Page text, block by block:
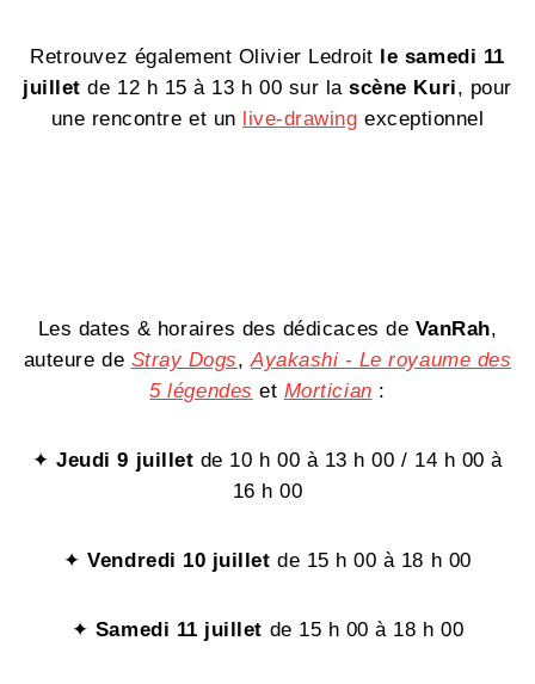
Retrouvez également Olivier Ledroit le samedi 11
juilletde 12 h 15 à 13 h 00 sur lascène Kuri, pour
une rencontre et un live-drawing exceptionnel
Les dates & horaires des dédicaces de VanRah,
auteure de Stray Dogs,Ayakashi - Le royaume des
5 légendes et Mortician :
✦Jeudi 9 juillet de 10 h 00 à 13 h 00 / 14 h 00 à
16 h 00
✦ Vendredi 10 juilletde 15 h 00 à 18 h 00
✦ Samedi 11 juillet de 15 h 00 à 18 h 00